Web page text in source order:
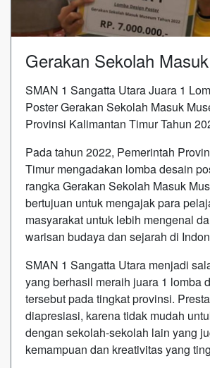
Gerakan Sekolah
SMAN 1 Sangatta Utara Juara 1
Poster Gerakan Sekolah Masuk
Provinsi Kalimantan Timur Tahun
Pada tahun 2022, Pemerintah
Timur mengadakan lomba desain
rangka Gerakan Sekolah Masuk
bertujuan untuk mengajak para
masyarakat untuk lebih mengenal
warisan budaya dan sejarah di
SMAN 1 Sangatta Utara menjadi
yang berhasil meraih juara 1 lomba
tersebut pada tingkat provinsi.
diapresiasi, karena tidak mudah
dengan sekolah-sekolah lain yang
kemampuan dan kreativitas yang